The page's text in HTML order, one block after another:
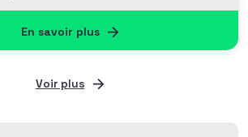
En savoir plus
Voir plus